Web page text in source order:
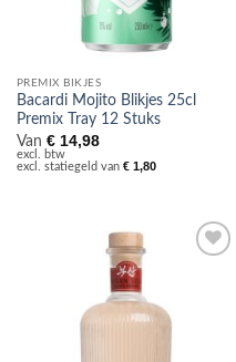
PREMIX BIKJES
Bacardi Mojito Blikjes 25cl
Premix Tray 12 Stuks
Van €14,98
excl. btw
excl. statiegeld van €1,80